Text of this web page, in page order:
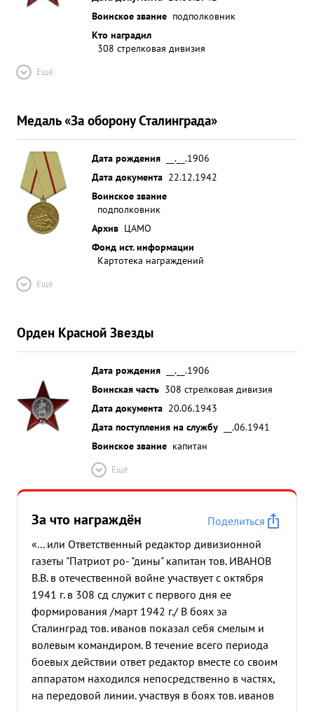
Воинское звание подполковник
Кто наградил
308 стрелковая дивизия
Ещё
Медаль «За оборону Сталинграда»
Дата рождения
__.__.1906
Дата документа 22.12.1942
Воинское звание
подполковник
Архив ЦАМО
Фонд ист. информации
Картотека награждений
Ещё
Орден Красной Звезды
Дата рождения
__.__.1906
Воинская часть 308 стрелковая дивизия
Дата документа 20.06.1943
Дата поступления на службу
__.06.1941
Воинское звание капитан
Ещё
За что награждён
Поделиться
«... или Ответственный редактор дивизионной
газеты "Патриот ро- "дины" капитан тов. ИВАНОВ
В.В. в отечественной войне участвует с октября
1941 г. в 308 сд служит с первого дня ее
формирования /март 1942 г./ В боях за
Сталинград тов. иванов показал себя смелым и
волевым командиром. В течение всего периода
боевых действии ответ редактор вместе со своим
аппаратом находился непосредственно в частях,
на передовой линии. участвуя в боях тов. иванов